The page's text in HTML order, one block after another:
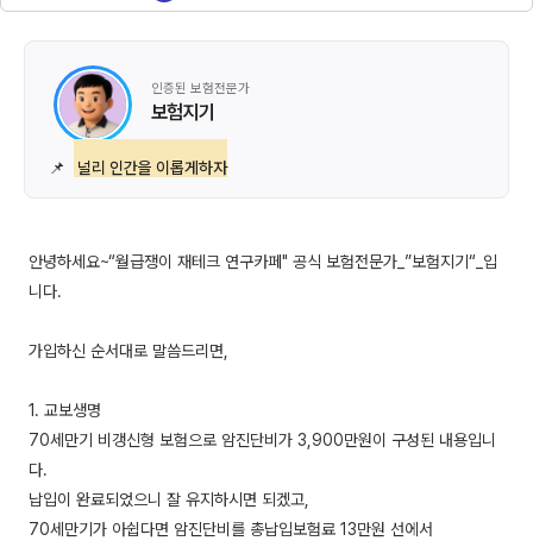
인증된 보험전문가
보험지기
📌 널리 인간을 이롭게하자
안녕하세요~“월급쟁이 재테크 연구카페" 공식 보험전문가_”보험지기“_입
니다.
가입하신 순서대로 말씀드리면,
1. 교보생명
70세만기 비갱신형 보험으로 암진단비가 3,900만원이 구성된 내용입니
다.
납입이 완료되었으니 잘 유지하시면 되겠고,
70세만기가 아쉽다면 암진단비를 총납입보험료 13만원 선에서